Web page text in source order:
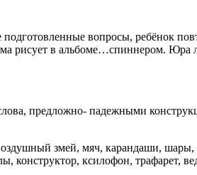
вопросы, ребёнок
рисует в альбоме…спиннером. Юра
предложно- падежными
змей, мяч, карандаши,
конструктор, ксилофон, трафарет,